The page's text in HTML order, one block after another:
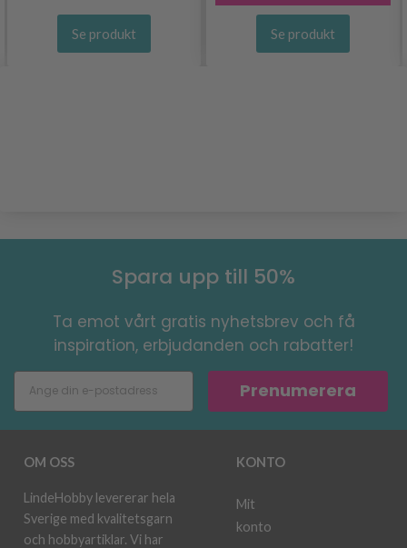
Se produkt Se produkt
Spara upp till 50%
Ta emot vårt gratis nyhetsbrev och få
inspiration, erbjudanden och rabatter!
Prenumerera
OM OSS
LindeHobby levererar hela
Sverige med kvalitetsgarn
och hobbyartiklar. Vi har
KONTO
Mit
konto